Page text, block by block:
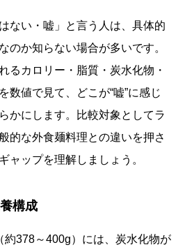
ない・嘘」と言う人は、具体的
のか知らない場合が多いです。
るカロリー・脂質・炭水化物・
数値で見て、どこが“嘘”に感じ
かにします。比較対象としてラ
的な外食麺料理との違いを押さ
ャップを理解しましょう。
構成
約378～400g）には、炭水化物が